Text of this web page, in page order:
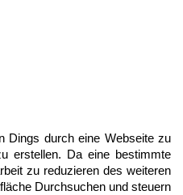
Dings durch eine Webseite zu
erstellen. Da eine bestimmte
zu reduzieren des weiteren
Durchsuchen und steuern